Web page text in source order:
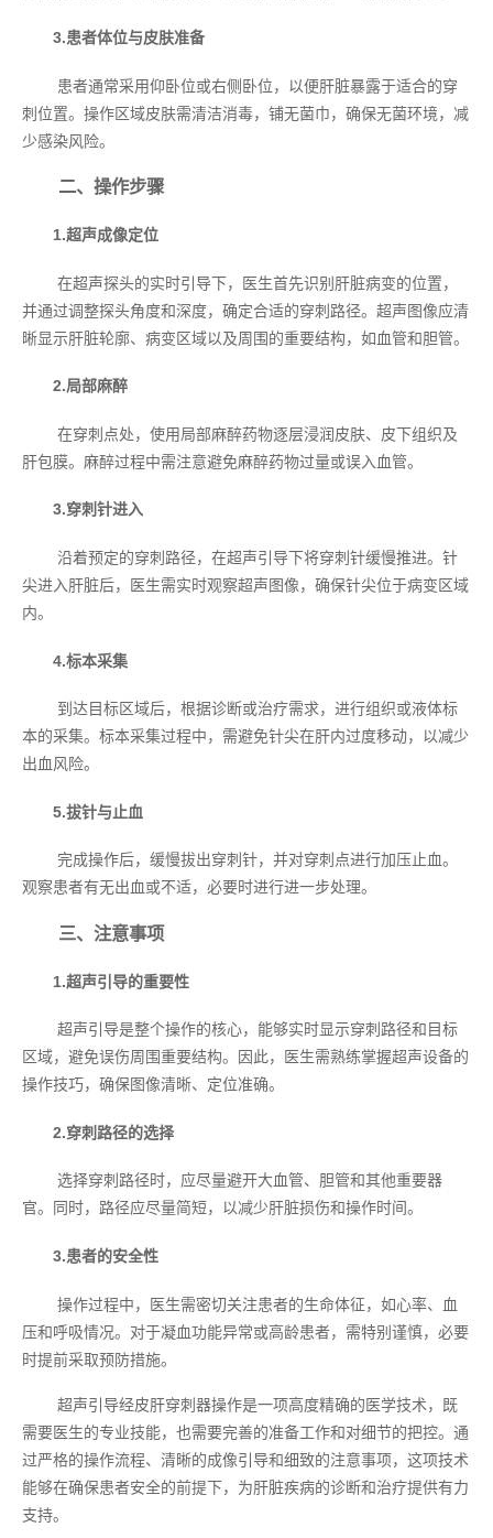
3.患者体位与皮肤准备
患者通常采用仰卧位或右侧卧位，以便肝脏暴露于适合的穿
刺位置。操作区域皮肤需清洁消毒，铺无菌巾，确保无菌环境，减
少感染风险。
二、操作步骤
1.超声成像定位
在超声探头的实时引导下，医生首先识别肝脏病变的位置，
并通过调整探头角度和深度，确定合适的穿刺路径。超声图像应清
晰显示肝脏轮廓、病变区域以及周围的重要结构，如血管和胆管。
2.局部麻醉
在穿刺点处，使用局部麻醉药物逐层浸润皮肤、皮下组织及
肝包膜。麻醉过程中需注意避免麻醉药物过量或误入血管。
3.穿刺针进入
沿着预定的穿刺路径，在超声引导下将穿刺针缓慢推进。针
尖进入肝脏后，医生需实时观察超声图像，确保针尖位于病变区域
内。
4.标本采集
到达目标区域后，根据诊断或治疗需求，进行组织或液体标
本的采集。标本采集过程中，需避免针尖在肝内过度移动，以减少
出血风险。
5.拔针与止血
完成操作后，缓慢拔出穿刺针，并对穿刺点进行加压止血。
观察患者有无出血或不适，必要时进行进一步处理。
三、注意事项
1.超声引导的重要性
超声引导是整个操作的核心，能够实时显示穿刺路径和目标
区域，避免误伤周围重要结构。因此，医生需熟练掌握超声设备的
操作技巧，确保图像清晰、定位准确。
2.穿刺路径的选择
选择穿刺路径时，应尽量避开大血管、胆管和其他重要器
官。同时，路径应尽量简短，以减少肝脏损伤和操作时间。
3.患者的安全性
操作过程中，医生需密切关注患者的生命体征，如心率、血
压和呼吸情况。对于凝血功能异常或高龄患者，需特别谨慎，必要
时提前采取预防措施。
超声引导经皮肝穿刺器操作是一项高度精确的医学技术，既
需要医生的专业技能，也需要完善的准备工作和对细节的把控。通
过严格的操作流程、清晰的成像引导和细致的注意事项，这项技术
能够在确保患者安全的前提下，为肝脏疾病的诊断和治疗提供有力
支持。